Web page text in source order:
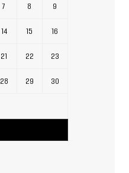
7 8 9
14 15 16
21 22 23
28 29 30